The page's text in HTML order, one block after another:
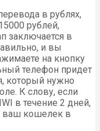
в рублях,
рублей,
заключается в
и вы
на кнопку
телефон придет
который нужно
К слову, если
в течение 2 дней,
ваш кошелек в